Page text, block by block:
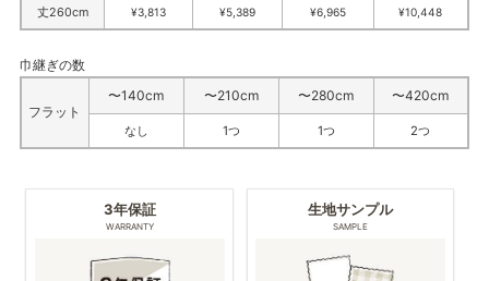
丈260cm ¥3,813 ¥5,389 ¥6,965 ¥10,448
巾継ぎの数
フラット
〜140cm 〜210cm 〜280cm 〜420cm
なし 1つ 1つ 2つ
3年保証
WARRANTY
生地サンプル
SAMPLE